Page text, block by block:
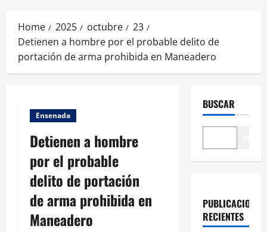
Home 2025 octubre
23
Detienen a hombre por el probable delito de
portación de arma prohibida en Maneadero
Ensenada
Detienen a hombre
por el probable
delito de portación
de arma prohibida en
Maneadero
BUSCAR
PUBLICACIONES
RECIENTES